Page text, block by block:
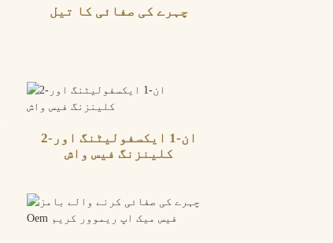
چہرے کی صفائی کا تیل
2-ان-1 ایکسفولیٹنگ اور
کلینزنگ فیس واش